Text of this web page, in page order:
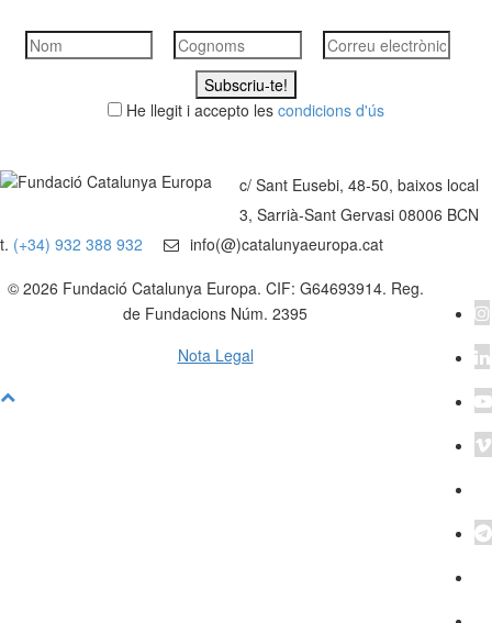
Subscriu-te!
He llegit i accepto les condicions d'ús
c/ Sant Eusebi, 48-50, baixos local
3, Sarrià-Sant Gervasi 08006 BCN
t. (+34) 932 388 932
info(@)catalunyaeuropa.cat
© 2026 Fundació Catalunya Europa. CIF: G64693914. Reg.
de Fundacions Núm. 2395
Nota Legal